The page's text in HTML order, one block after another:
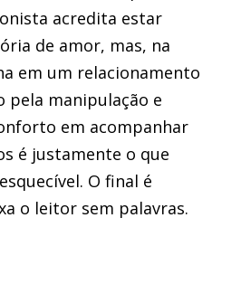
acredita estar
de amor, mas, na
em um relacionamento
pela manipulação e
em acompanhar
é justamente o que
O final é
o leitor sem palavras.